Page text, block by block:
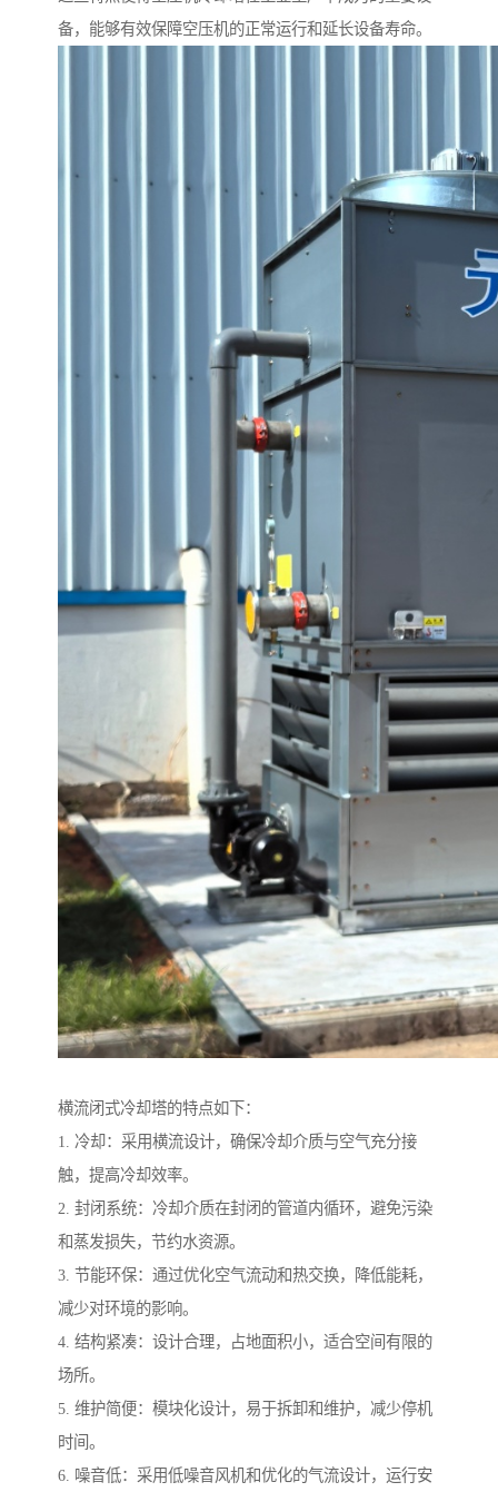
备，能够有效保障空压机的正常运行和延长设备寿命。
横流闭式冷却塔的特点如下：
1. 冷却：采用横流设计，确保冷却介质与空气充分接
触，提高冷却效率。
2. 封闭系统：冷却介质在封闭的管道内循环，避免污染
和蒸发损失，节约水资源。
3. 节能环保：通过优化空气流动和热交换，降低能耗，
减少对环境的影响。
4. 结构紧凑：设计合理，占地面积小，适合空间有限的
场所。
5. 维护简便：模块化设计，易于拆卸和维护，减少停机
时间。
6. 噪音低：采用低噪音风机和优化的气流设计，运行安